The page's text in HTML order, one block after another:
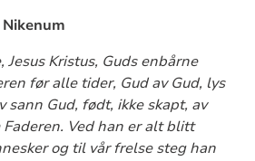
Jesus Kristus, Guds enbårne
før alle tider, Gud av Gud, lys
sann Gud, født, ikke skapt, av
Faderen. Ved han er alt blitt
og til vår frelse steg han